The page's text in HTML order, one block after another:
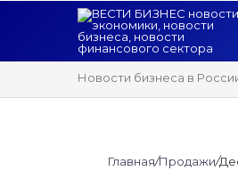
Новости бизнеса в
Главная/Продажи/